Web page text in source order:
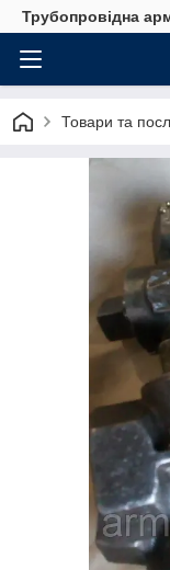
Трубопровідна
Товари та